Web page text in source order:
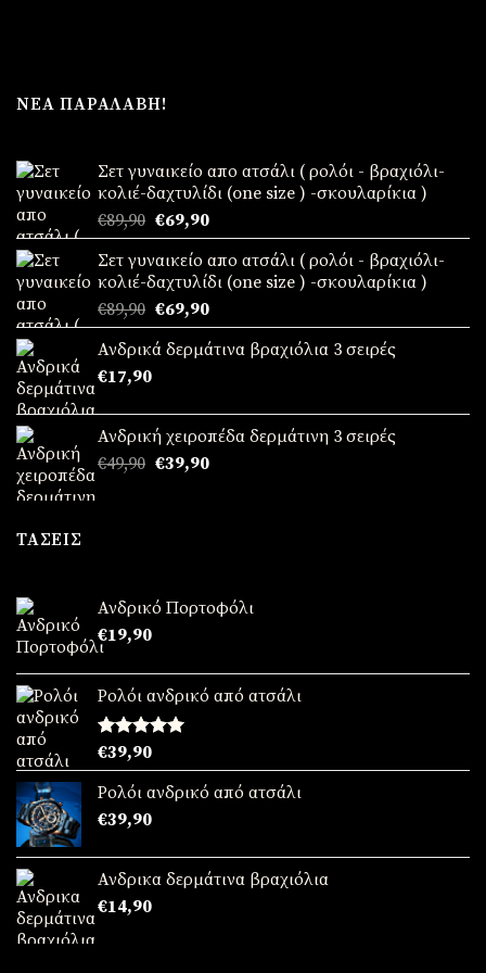
ΝΈΑ ΠΑΡΑΛΑΒΉ!
Σετ γυναικείο απο ατσάλι ( ρολόι - βραχιόλι-
κολιέ-δαχτυλίδι (one size ) -σκουλαρίκια )
€89,90 Original
price
was:
€89,90.
€69,90Η
τρέχουσα
τιμή
είναι:
€69,90.
Σετ γυναικείο απο ατσάλι ( ρολόι - βραχιόλι-
κολιέ-δαχτυλίδι (one size ) -σκουλαρίκια )
€89,90 Original
price
was:
€69,90Η
τρέχουσα
τιμή
Ανδρικά δερμάτινα βραχιόλια 3 σειρές
€17,90
Ανδρική χειροπέδα δερμάτινη 3 σειρές
€49,90 Original
€39,90Η
ΤΆΣΕΙΣ
Ανδρικό Πορτοφόλι
€19,90
Ρολόι ανδρικό από ατσάλι
Βαθμολογήθηκε
με5.00
από 5
€39,90
Ρολόι ανδρικό από ατσάλι
€39,90
Ανδρικα δερμάτινα βραχιόλια
€14,90